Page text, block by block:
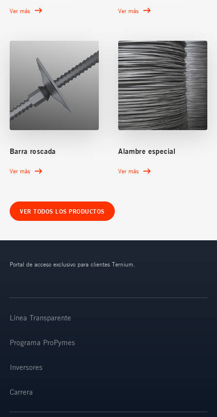
Ver más Ver más
Barra roscada
Ver más
Alambre especial
Ver más
VER TODOS LOS PRODUCTOS
Portal de acceso exclusivo para clientes Ternium.
Línea Transparente
Programa ProPymes
Inversores
Carrera